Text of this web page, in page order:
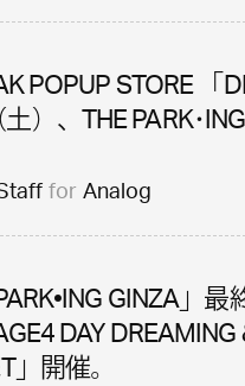
POPUP STORE 「
）、THE PARK･
forAnalog
GINZA」
DAY
開催。